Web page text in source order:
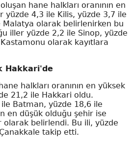
hane halkları oranının en
yüzde 4,3 ile Kilis, yüzde 3,7 ile
olarak belirlenirken bu
iller yüzde 2,2 ile Sinop, yüzde
olarak kayıtlara
Hakkari'de
halkları oranının en yüksek
21,2 ile Hakkari oldu.
Batman, yüzde 18,6 ile
en düşük olduğu şehir ise
olarak belirlendi. Bu ili, yüzde
takip etti.